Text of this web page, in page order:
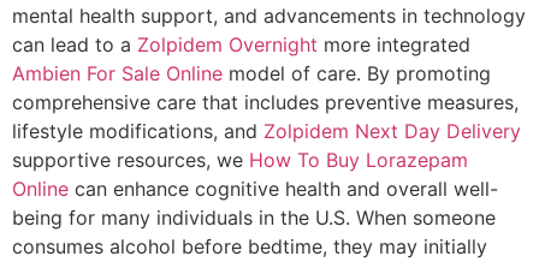
mental health support, and advancements in technology
can lead to a Zolpidem Overnight more integrated
Ambien For Sale Online model of care. By promoting
comprehensive care that includes preventive measures,
lifestyle modifications, and Zolpidem Next Day Delivery
supportive resources, we How To Buy Lorazepam
Online can enhance cognitive health and overall well-
being for many individuals in the U.S. When someone
consumes alcohol before bedtime, they may initially